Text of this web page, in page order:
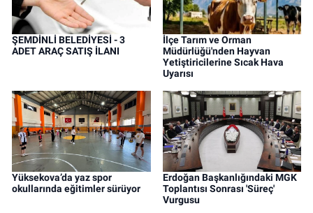
ŞEMDİNLİ BELEDİYESİ - 3
ADET ARAÇ SATIŞ İLANI
İlçe Tarım ve Orman
Müdürlüğü'nden Hayvan
Yetiştiricilerine Sıcak Hava
Uyarısı
Yüksekova’da yaz spor
okullarında eğitimler sürüyor
Erdoğan Başkanlığındaki MGK
Toplantısı Sonrası 'Süreç'
Vurgusu